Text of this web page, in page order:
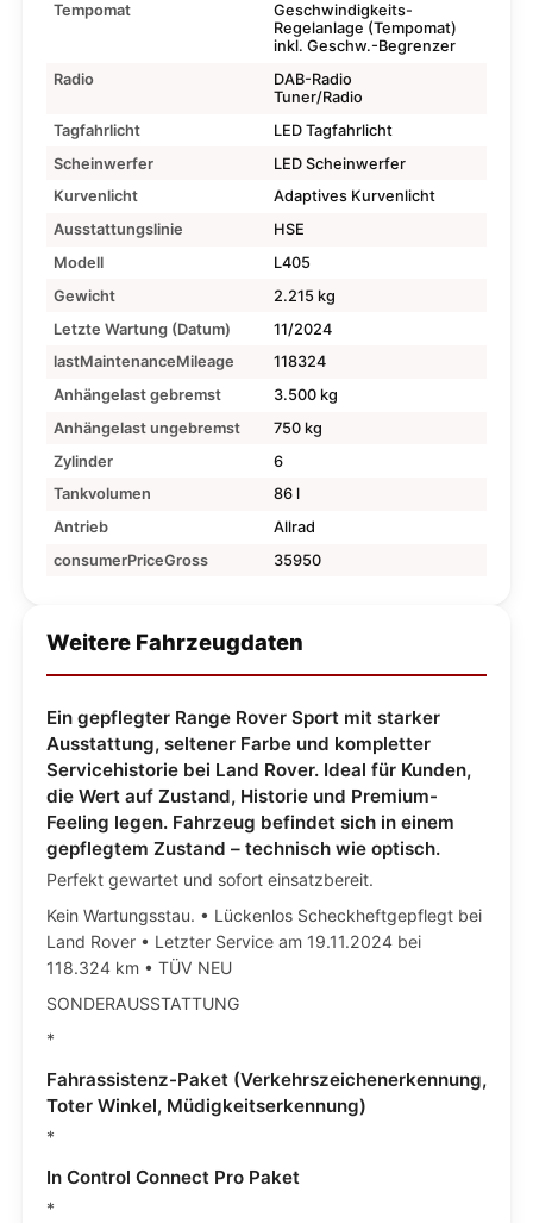
Tempomat
Geschwindigkeits-
Regelanlage (Tempomat)
inkl. Geschw.-Begrenzer
Radio
DAB-Radio
Tuner/Radio
Tagfahrlicht
LED Tagfahrlicht
Scheinwerfer
LED Scheinwerfer
Kurvenlicht
Adaptives Kurvenlicht
Ausstattungslinie
HSE
Modell
L405
Gewicht
2.215 kg
Letzte Wartung (Datum)
11/2024
lastMaintenanceMileage
118324
Anhängelast gebremst
3.500 kg
Anhängelast ungebremst
750 kg
Zylinder
6
Tankvolumen
86 l
Antrieb
Allrad
consumerPriceGross
35950
Weitere Fahrzeugdaten
Ein gepflegter Range Rover Sport mit starker
Ausstattung, seltener Farbe und kompletter
Servicehistorie bei Land Rover. Ideal für Kunden,
die Wert auf Zustand, Historie und Premium-
Feeling legen. Fahrzeug befindet sich in einem
gepflegtem Zustand – technisch wie optisch.
Perfekt gewartet und sofort einsatzbereit.
Kein Wartungsstau. • Lückenlos Scheckheftgepflegt bei
Land Rover • Letzter Service am 19.11.2024 bei
118.324 km • TÜV NEU
SONDERAUSSTATTUNG
*
Fahrassistenz-Paket (Verkehrszeichenerkennung,
Toter Winkel, Müdigkeitserkennung)
*
In Control Connect Pro Paket
*